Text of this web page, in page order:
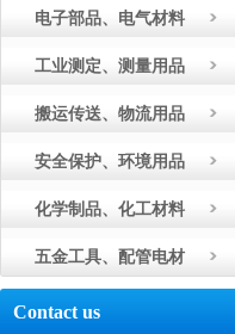
电子部品、电气材料
工业测定、测量用品
搬运传送、物流用品
安全保护、环境用品
化学制品、化工材料
五金工具、配管电材
Contact us